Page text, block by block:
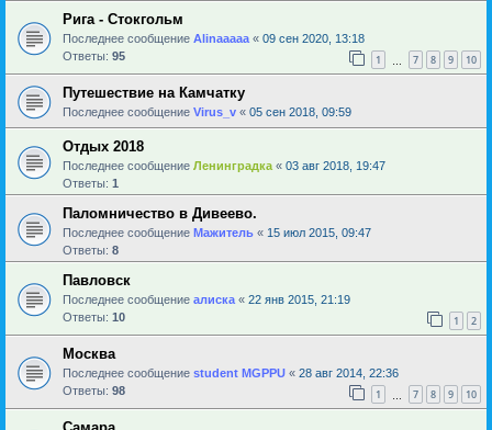
Рига - Стокгольм
Последнее сообщение Alinaaaaa « 09 сен 2020, 13:18
Ответы: 95 1 7 8 9 10
Путешествие на Камчатку
Последнее сообщение Virus_v « 05 сен 2018, 09:59
Отдых 2018
Последнее сообщение Ленинградка « 03 авг 2018, 19:47
Ответы: 1
Паломничество в Дивеево.
Последнее сообщение Мажитель « 15 июл 2015, 09:47
Ответы: 8
Павловск
Последнее сообщение алиска « 22 янв 2015, 21:19
Ответы: 10 1 2
Москва
Последнее сообщение student MGPPU « 28 авг 2014, 22:36
Ответы: 98 1 7 8 9 10